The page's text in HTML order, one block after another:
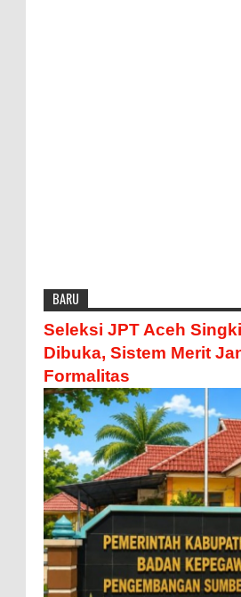
BARU
Seleksi JPT Aceh
Dibuka, Sistem Merit
Formalitas